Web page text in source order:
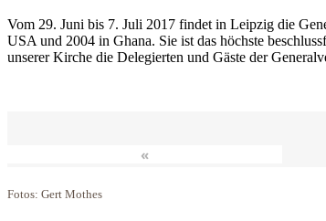
Vom 29. Juni bis 7. Juli 2017 findet in Leipzig die
USA und 2004 in Ghana. Sie ist das höchste
unserer Kirche die Delegierten und Gäste der
«
Fotos: Gert Mothes